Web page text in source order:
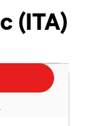
(ITA)